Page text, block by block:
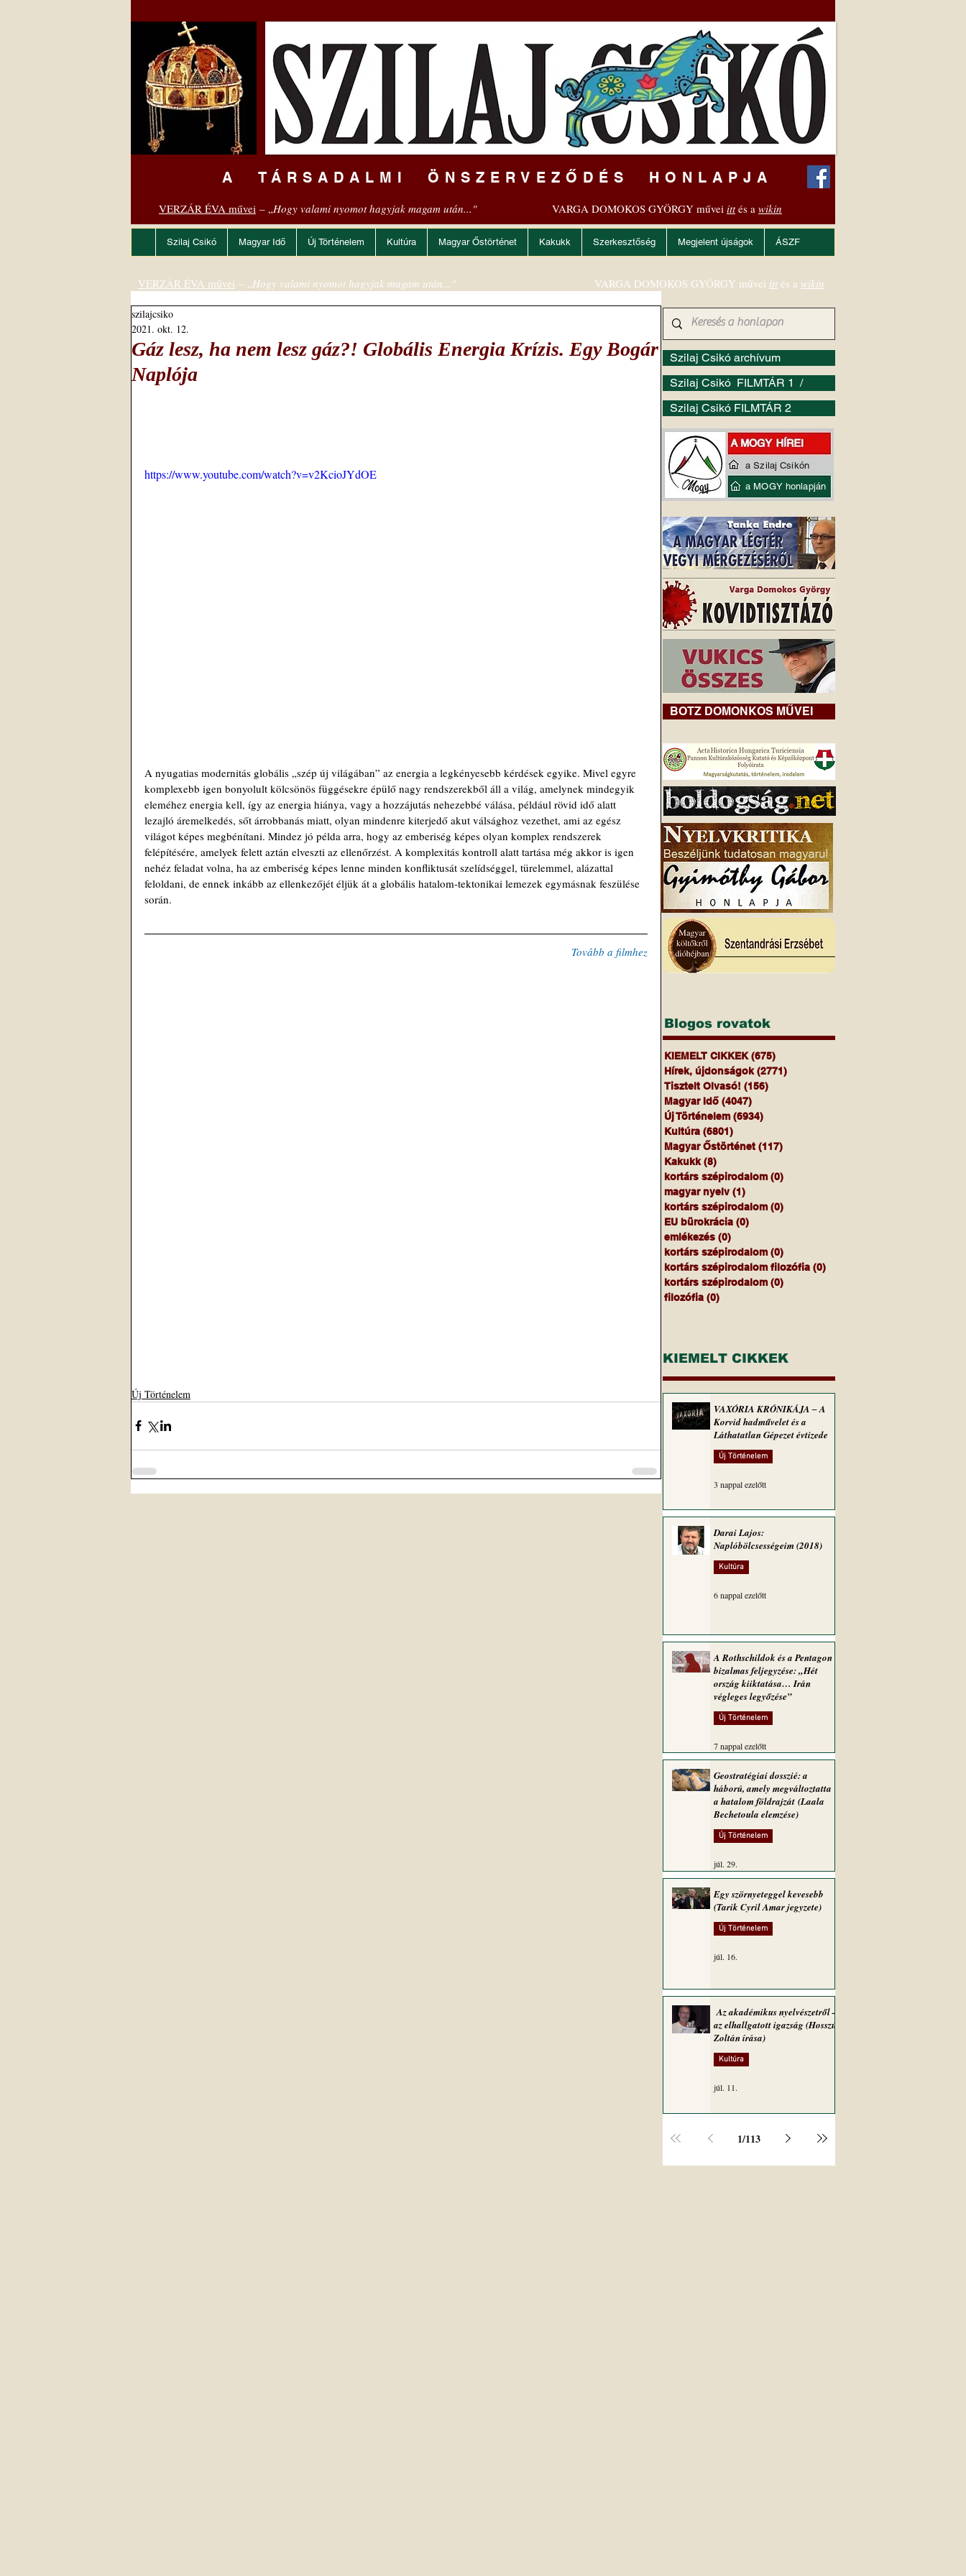
A TÁRSADALMI ÖNSZERVEZŐDÉS HONLAPJA
VERZÁR ÉVA művei – „Hogy valami nyomot hagyjak magam után..." VARGA DOMOKOS GYÖRGY művei ittés a wikin
Szilaj Csikó Magyar Idő Új Történelem Kultúra Magyar Őstörténet Kakukk Szerkesztőség Megjelent újságok ÁSZF
Gáz lesz, ha nem lesz gáz?! Globális Energia Krízis. Egy Bogár
Naplója
szilajcsiko
2021. okt. 12.
https://www.youtube.com/watch?v=v2KcioJYdOE
A nyugatias modernitás globális „szép új világában” az energia a legkényesebb kérdések egyike. Mivel egyre
komplexebb igen bonyolult kölcsönös függésekre épülő nagy rendszerekből áll a világ, amelynek mindegyik
eleméhez energia kell, így az energia hiánya, vagy a hozzájutás nehezebbé válása, például rövid idő alatt
lezajló áremelkedés, sőt árrobbanás miatt, olyan mindenre kiterjedő akut válsághoz vezethet, ami az egész
világot képes megbénítani. Mindez jó példa arra, hogy az emberiség képes olyan komplex rendszerek
felépítésére, amelyek felett aztán elveszti az ellenőrzést. A komplexitás kontroll alatt tartása még akkor is igen
nehéz feladat volna, ha az emberiség képes lenne minden konfliktusát szelídséggel, türelemmel, alázattal
feloldani, de ennek inkább az ellenkezőjét éljük át a globális hatalom-tektonikai lemezek egymásnak feszülése
során.
Tovább a filmhez
Új Történelem
Szilaj Csikó archívum
Szilaj Csikó FILMTÁR 1 /
Szilaj Csikó FILMTÁR 2
VERZÁR ÉVA művei – „Hogy valami nyomot hagyjak magam után..." VARGA DOMOKOS GYÖRGY művei itt és a wikin
BOTZ DOMONKOS MŰVEI
Blogos rovatok
KIEMELT CIKKEK (675)
Hírek, újdonságok (2771)
Tisztelt Olvasó! (156)
Magyar Idő (4047)
Új Történelem (6934)
Kultúra (6801)
Magyar Őstörténet (117)
Kakukk (8)
kortárs szépirodalom (0)
magyar nyelv (1)
kortárs szépirodalom (0)
EU bürokrácia (0)
emlékezés (0)
kortárs szépirodalom (0)
kortárs szépirodalom filozófia (0)
kortárs szépirodalom (0)
filozófia (0)
KIEMELT CIKKEK
VAXÓRIA KRÓNIKÁJA ‒ A
Korvid hadművelet és a
Láthatatlan Gépezet évtizede
Új Történelem
3 nappal ezelőtt
Darai Lajos:
Naplóbölcsességeim (2018)
Kultúra
6 nappal ezelőtt
A Rothschildok és a Pentagon
bizalmas feljegyzése: „Hét
ország kiiktatása… Irán
végleges legyőzése”
Új Történelem
7 nappal ezelőtt
Geostratégiai dosszié: a
háború, amely megváltoztatta
a hatalom földrajzát (Laala
Bechetoula elemzése)
Új Történelem
júl. 29.
Egy szörnyeteggel kevesebb
(Tarik Cyril Amar jegyzete)
Új Történelem
júl. 16.
Az akadémikus nyelvészetről –
az elhallgatott igazság (Hosszú
Zoltán írása)
Kultúra
júl. 11.
1/113
a Szilaj Csikón
a MOGY honlapján